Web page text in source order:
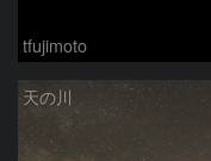
tfujimoto
天の川